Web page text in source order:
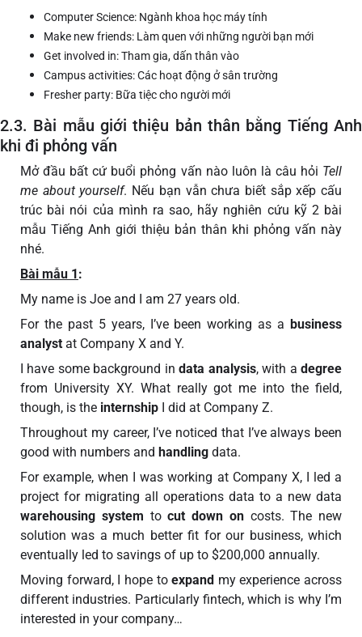
Computer Science: Ngành khoa học máy tính
Make new friends: Làm quen với những người bạn mới
Get involved in: Tham gia, dấn thân vào
Campus activities: Các hoạt động ở sân trường
Fresher party: Bữa tiệc cho người mới
2.3. Bài mẫu giới thiệu bản thân bằng Tiếng Anh
khi đi phỏng vấn
Mở đầu bất cứ buổi phỏng vấn nào luôn là câu hỏi Tell
me about yourself. Nếu bạn vẫn chưa biết sắp xếp cấu
trúc bài nói của mình ra sao, hãy nghiên cứu kỹ 2 bài
mẫu Tiếng Anh giới thiệu bản thân khi phỏng vấn này
nhé.
Bài mẫu 1 :
My name is Joe and I am 27 years old.
For the past 5 years, I’ve been working as a business
analyst at Company X and Y.
I have some background indata analysis, with adegree
from University XY. What really got me into the field,
though, is the internship I did at Company Z.
Throughout my career, I’ve noticed that I’ve always been
good with numbers and handling data.
For example, when I was working at Company X, I led a
project for migrating all operations data to a new data
warehousing system tocut down oncosts. The new
solution was a much better fit for our business, which
eventually led to savings of up to $200,000 annually.
Moving forward, I hope toexpand my experience across
different industries. Particularly fintech, which is why I’m
interested in your company…